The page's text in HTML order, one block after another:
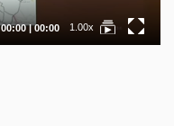
Current
00:00|Total
00:00 1.00x